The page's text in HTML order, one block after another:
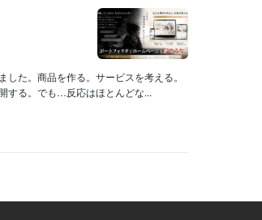
た。商品を作る。サービスを考える。
する。でも…反応はほとんどな...